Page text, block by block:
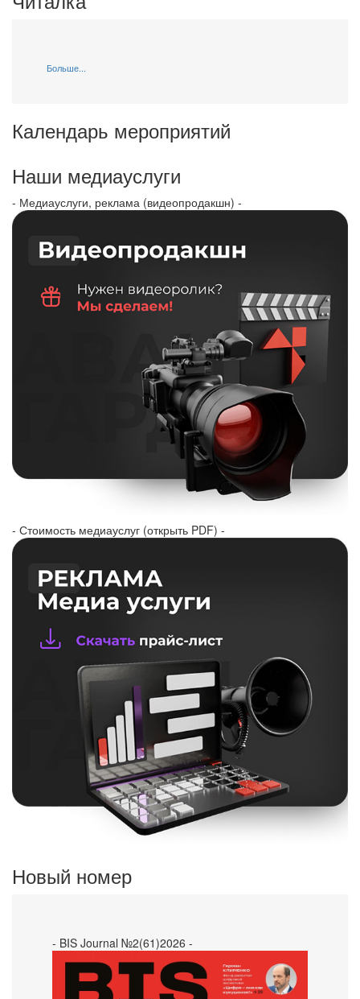
Больше...
Календарь мероприятий
Наши медиауслуги
- Медиауслуги, реклама (видеопродакшн) -
- Стоимость медиауслуг (открыть PDF) -
Новый номер
- BIS Journal №2(61)2026 -